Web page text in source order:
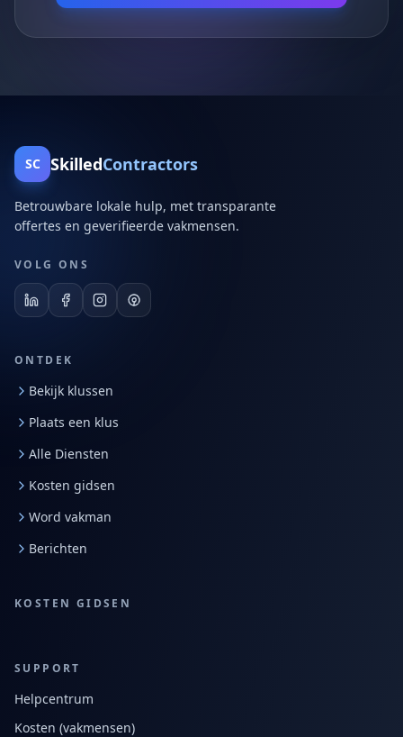
SC SkilledContractors
Betrouwbare lokale hulp, met transparante
offertes en geverifieerde vakmensen.
VOLG ONS
ONTDEK
Bekijk klussen
Plaats een klus
Alle Diensten
Kosten gidsen
Word vakman
Berichten
KOSTEN GIDSEN
SUPPORT
Helpcentrum
Kosten (vakmensen)